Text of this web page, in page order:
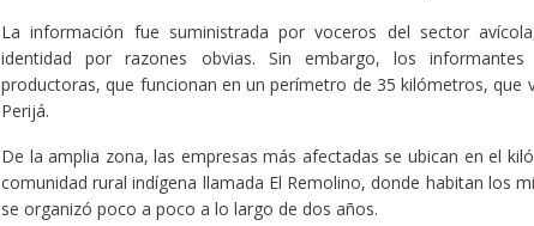
La información fue suministrada por voceros del sector
identidad por razones obvias. Sin embargo, los
productoras, que funcionan en un perímetro de 35 kilómetros, que
Perijá.
De la amplia zona, las empresas más afectadas se ubican en el
comunidad rural indígena llamada El Remolino, donde habitan los
se organizó poco a poco a lo largo de dos años.